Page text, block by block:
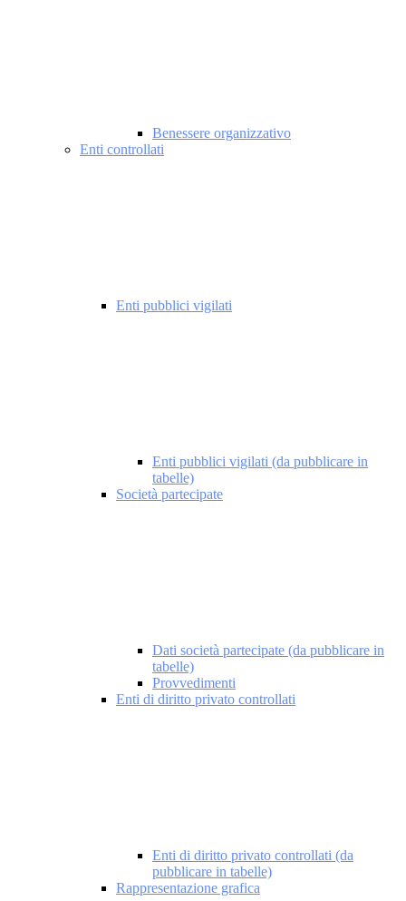
Benessere organizzativo
Enti controllati
Enti pubblici vigilati
Enti pubblici vigilati (da pubblicare in
tabelle)
Società partecipate
Dati società partecipate (da pubblicare in
tabelle)
Provvedimenti
Enti di diritto privato controllati
Enti di diritto privato controllati (da
pubblicare in tabelle)
Rappresentazione grafica